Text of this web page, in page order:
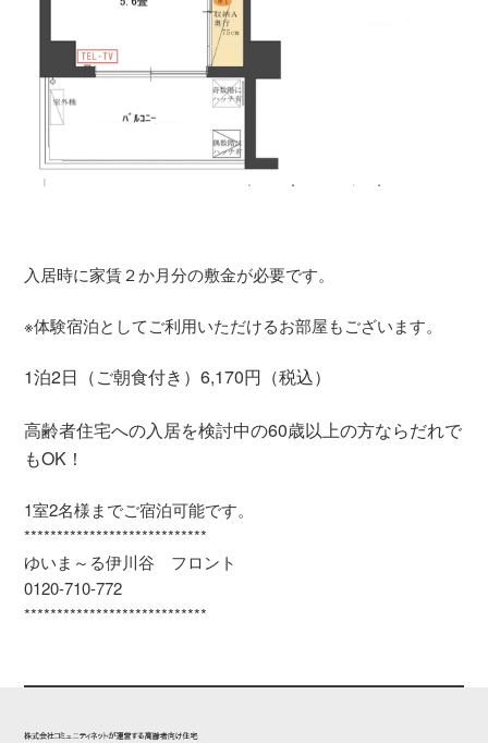
入居時に家賃２か月分の敷金が必要です。
※体験宿泊としてご利用いただけるお部屋もございます。
1泊2日（ご朝食付き）6,170円（税込）
高齢者住宅への入居を検討中の60歳以上の方ならだれで
もOK！
1室2名様までご宿泊可能です。
****************************
ゆいま～る伊川谷 フロント
0120-710-772
****************************